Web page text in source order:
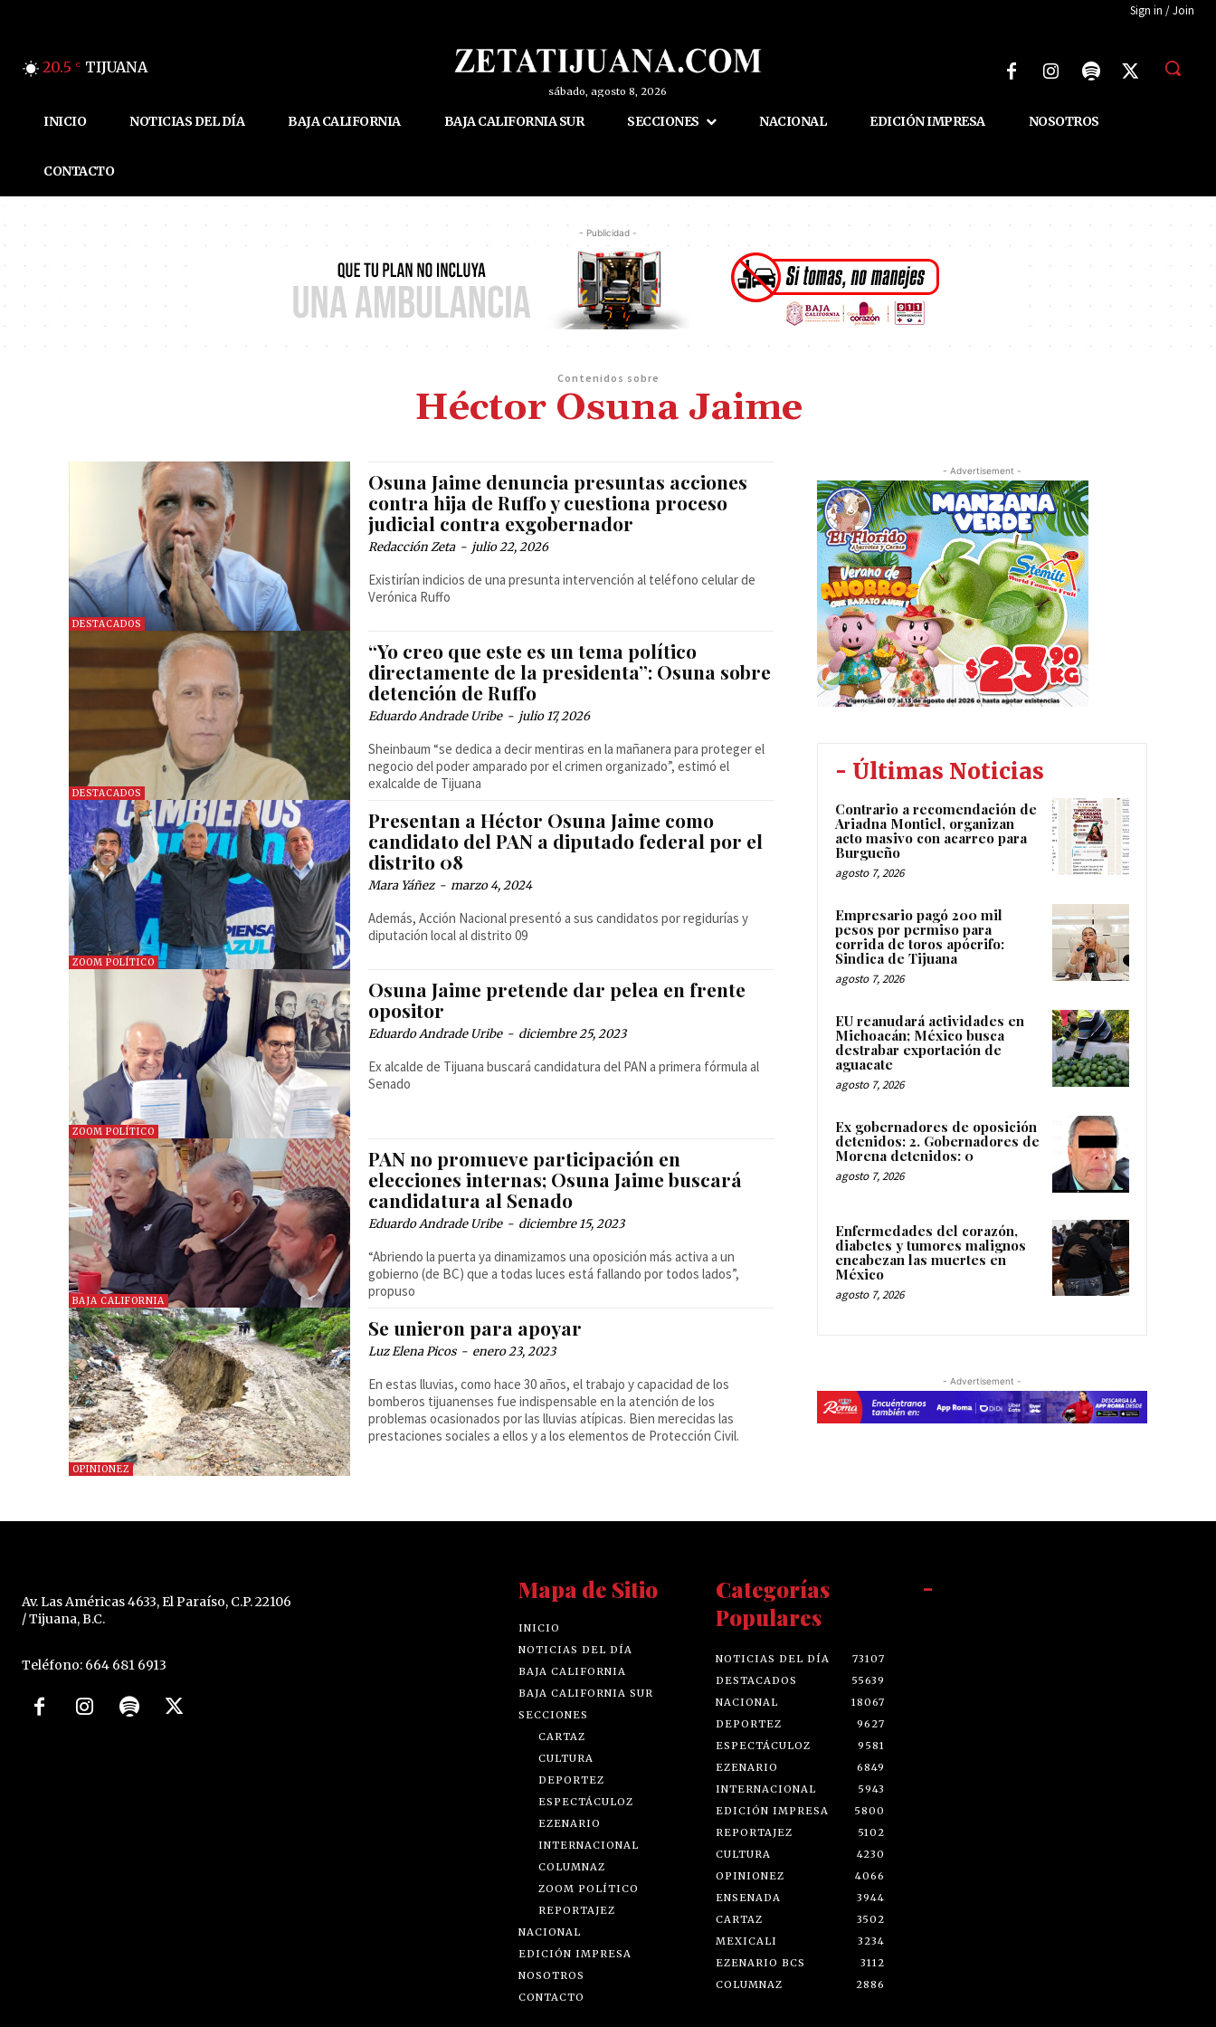
Sign in / Join
20.5 C TIJUANA
sábado, agosto 8, 2026
INICIO NOTICIAS DEL DÍA BAJA CALIFORNIA BAJA CALIFORNIA SUR SECCIONES NACIONAL EDICIÓN IMPRESA NOSOTROS
CONTACTO
- Publicidad -
Contenidos sobre
Héctor Osuna Jaime
DESTACADOS
Osuna Jaime denuncia presuntas acciones
contra hija de Ruffo y cuestiona proceso
judicial contra exgobernador
Redacción Zeta - julio 22, 2026
Existirían indicios de una presunta intervención al teléfono celular de
Verónica Ruffo
DESTACADOS
“Yo creo que este es un tema político
directamente de la presidenta”: Osuna sobre
detención de Ruffo
Eduardo Andrade Uribe - julio 17, 2026
Sheinbaum “se dedica a decir mentiras en la mañanera para proteger el
negocio del poder amparado por el crimen organizado”, estimó el
exalcalde de Tijuana
ZOOM POLÍTICO
Presentan a Héctor Osuna Jaime como
candidato del PAN a diputado federal por el
distrito 08
Mara Yáñez - marzo 4, 2024
Además, Acción Nacional presentó a sus candidatos por regidurías y
diputación local al distrito 09
ZOOM POLÍTICO
Osuna Jaime pretende dar pelea en frente
opositor
Eduardo Andrade Uribe - diciembre 25, 2023
Ex alcalde de Tijuana buscará candidatura del PAN a primera fórmula al
Senado
BAJA CALIFORNIA
PAN no promueve participación en
elecciones internas; Osuna Jaime buscará
candidatura al Senado
Eduardo Andrade Uribe - diciembre 15, 2023
“Abriendo la puerta ya dinamizamos una oposición más activa a un
gobierno (de BC) que a todas luces está fallando por todos lados”,
propuso
OPINIONEZ
Se unieron para apoyar
Luz Elena Picos - enero 23, 2023
En estas lluvias, como hace 30 años, el trabajo y capacidad de los
bomberos tijuanenses fue indispensable en la atención de los
problemas ocasionados por las lluvias atípicas. Bien merecidas las
prestaciones sociales a ellos y a los elementos de Protección Civil.
- Advertisement -
- Últimas Noticias
Contrario a recomendación de
Ariadna Montiel, organizan
acto masivo con acarreo para
Burgueño
agosto 7, 2026
Empresario pagó 200 mil
pesos por permiso para
corrida de toros apócrifo:
Sindica de Tijuana
agosto 7, 2026
EU reanudará actividades en
Michoacán; México busca
destrabar exportación de
aguacate
agosto 7, 2026
Ex gobernadores de oposición
detenidos: 2. Gobernadores de
Morena detenidos: 0
agosto 7, 2026
Enfermedades del corazón,
diabetes y tumores malignos
encabezan las muertes en
México
agosto 7, 2026
- Advertisement -
Av. Las Américas 4633, El Paraíso, C.P. 22106
/ Tijuana, B.C.
Teléfono: 664 681 6913
Mapa de Sitio
INICIO
NOTICIAS DEL DÍA
BAJA CALIFORNIA
BAJA CALIFORNIA SUR
SECCIONES
CARTAZ
CULTURA
DEPORTEZ
ESPECTÁCULOZ
EZENARIO
INTERNACIONAL
COLUMNAZ
ZOOM POLÍTICO
REPORTAJEZ
NACIONAL
EDICIÓN IMPRESA
NOSOTROS
CONTACTO
Categorías
Populares
NOTICIAS DEL DÍA
73107
DESTACADOS
55639
NACIONAL
18067
DEPORTEZ
9627
ESPECTÁCULOZ
9581
EZENARIO
6849
INTERNACIONAL
5943
EDICIÓN IMPRESA
5800
REPORTAJEZ
5102
CULTURA
4230
OPINIONEZ
4066
ENSENADA
3944
CARTAZ
3502
MEXICALI
3234
EZENARIO BCS
3112
COLUMNAZ
2886
-